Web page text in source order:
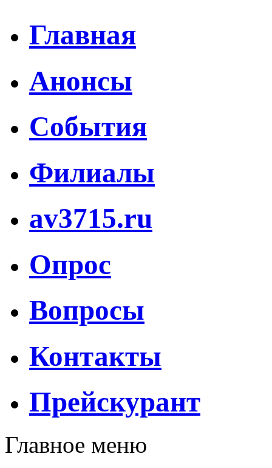
Главная
Анонсы
События
Филиалы
av3715.ru
Опрос
Вопросы
Контакты
Прейскурант
Главное меню